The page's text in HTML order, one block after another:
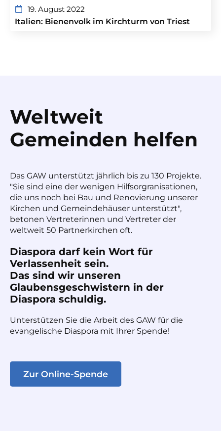
19. August 2022
Italien: Bienenvolk im Kirchturm von Triest
Weltweit
Gemeinden helfen
Das GAW unterstützt jährlich bis zu 130 Projekte.
"Sie sind eine der wenigen Hilfsorgranisationen,
die uns noch bei Bau und Renovierung unserer
Kirchen und Gemeindehäuser unterstützt",
betonen Vertreterinnen und Vertreter der
weltweit 50 Partnerkirchen oft.
Diaspora darf kein Wort für
Verlassenheit sein.
Das sind wir unseren
Glaubensgeschwistern in der
Diaspora schuldig.
Unterstützen Sie die Arbeit des GAW für die
evangelische Diaspora mit Ihrer Spende!
Zur Online-Spende